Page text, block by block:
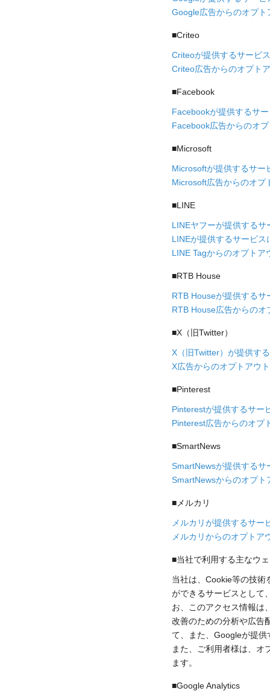
Google広告からのオプト
■Criteo
Criteoが提供するサービ
Criteo広告からのオプト
■Facebook
Facebookが提供するサ
Facebook広告からのオ
■Microsoft
Microsoftが提供するサー
Microsoft広告からのオプ
■LINE
LINEヤフーが提供する
LINEが提供するサービ
LINE Tagからのオプトア
■RTB House
RTB Houseが提供する
RTB House広告からのオ
■X（旧Twitter）
X（旧Twitter）が提供す
X広告からのオプトアウト
■Pinterest
Pinterestが提供するサー
Pinterest広告からのオプ
■SmartNews
SmartNewsが提供するサ
SmartNewsからのオプト
■メルカリ
メルカリが提供するサー
メルカリからのオプトア
■当社で利用する主なウ
当社は、Cookie等の技術
ができるサービスとして
お、このアクセス情報は
改善のための分析や広告
て、また、Googleが提
また、ご利用者様は、オ
ます。
■Google Analytics